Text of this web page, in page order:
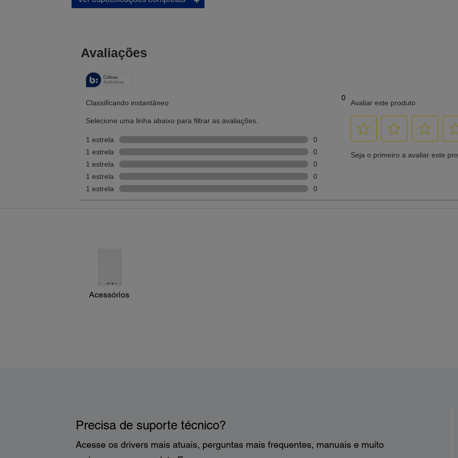
autenticação, bloqueio de segurança da unidade (tipo
Kensington).
Painel de Display:
Painel touch de fácil acesso a até 30 trabalhos denidos pelo
usuário
Voltagem:
AC 100 - 240 V
Voltagem nominal:
AC 100 - 240 V
Frequência nominal:
Voltagem de saída do adaptador AC:
Acessórios
Precisa de suporte técnico?
Acesse os drivers mais atuais, perguntas mais frequentes, manuais e muito